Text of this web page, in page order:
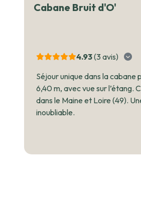
Cabane Bruit d'O'
4.93(3avis)
Séjour unique dans la cabane
6,40 m, avec vue sur l’étang.
dans le Maine et Loire (49).
inoubliable.